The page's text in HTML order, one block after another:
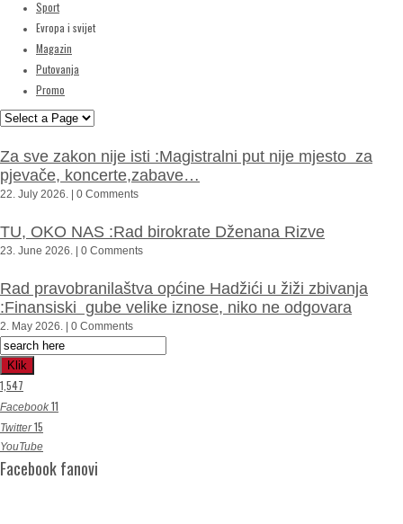
Sport
Evropa i svijet
Magazin
Putovanja
Promo
Za sve zakon nije isti :Magistralni put nije mjesto za
pjevače, koncerte,zabave…
22. July 2026. | 0 Comments
TU, OKO NAS :Rad birokrate Dženana Rizve
23. June 2026. | 0 Comments
Rad pravobranilaštva općine Hadžići u žiži zbivanja
:Finansiski gube velike iznose, niko ne odgovara
2. May 2026. | 0 Comments
Klik
1,547
Facebook 11
Twitter 15
YouTube
Facebook fanovi